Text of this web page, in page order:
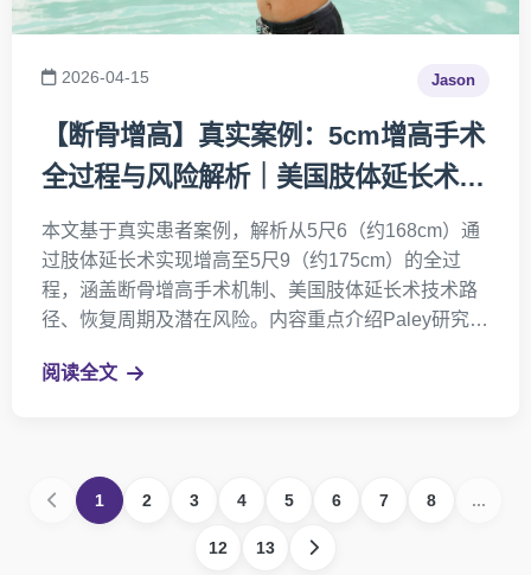
2026-04-15 Jason
【断骨增高】真实案例：5cm增高手术
全过程与风险解析｜美国肢体延长术最
新进展
本文基于真实患者案例，解析从5尺6（约168cm）通
过肢体延长术实现增高至5尺9（约175cm）的全过
程，涵盖断骨增高手术机制、美国肢体延长术技术路
径、恢复周期及潜在风险。内容重点介绍Paley研究院
人群与安全性评估，为关注身高提升与增高手术的用
阅读全文
1 2 3 4 5 6 7 8 ...
12 13